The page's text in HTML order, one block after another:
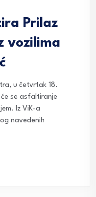
Prilaz
vozilima
u četvrtak 18.
se asfaltiranje
Iz ViK-a
navedenih